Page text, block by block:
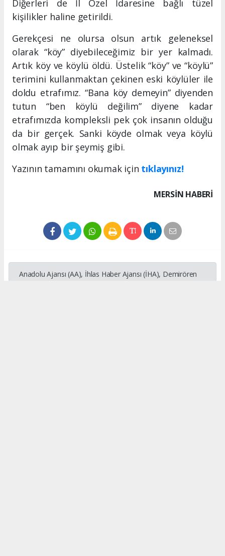
Diğerleri de İl Özel İdaresine bağlı tüzel
kişilikler haline getirildi.
Gerekçesi ne olursa olsun artık geleneksel
olarak “köy” diyebileceğimiz bir yer kalmadı.
Artık köy ve köylü öldü. Üstelik “köy” ve “köylü”
terimini kullanmaktan çekinen eski köylüler ile
doldu etrafımız. “Bana köy demeyin” diyenden
tutun “ben köylü değilim” diyene kadar
etrafımızda kompleksli pek çok insanın olduğu
da bir gerçek. Sanki köyde olmak veya köylü
olmak ayıp bir şeymiş gibi.
Yazının tamamını okumak için tıklayınız!
MERSIN HABERİ
Anadolu Ajansı (AA), İhlas Haber Ajansı (İHA), Demirören